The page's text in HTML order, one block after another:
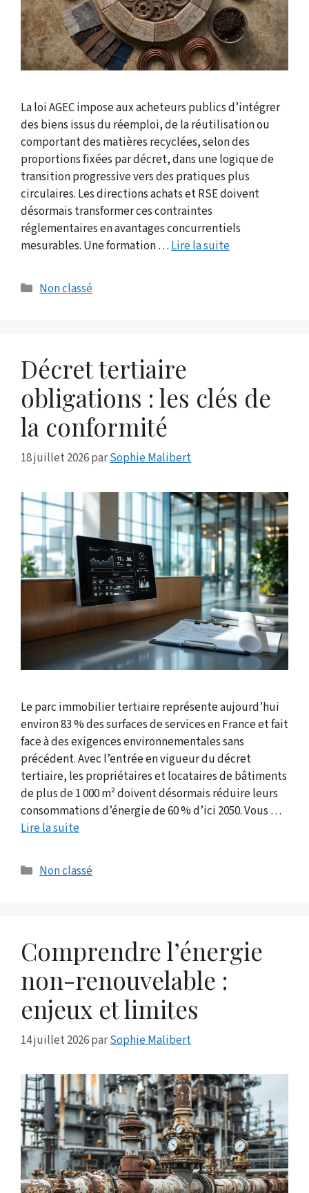
La loi AGEC impose aux acheteurs publics d’intégrer
des biens issus du réemploi, de la réutilisation ou
comportant des matières recyclées, selon des
proportions fixées par décret, dans une logique de
transition progressive vers des pratiques plus
circulaires. Les directions achats et RSE doivent
désormais transformer ces contraintes
réglementaires en avantages concurrentiels
mesurables. Une formation …Lire la suite
Catégories
Non classé
Décret tertiaire
obligations : les clés de
la conformité
18 juillet 2026parSophie Malibert
Le parc immobilier tertiaire représente aujourd’hui
environ 83 % des surfaces de services en France et fait
face à des exigences environnementales sans
précédent. Avec l’entrée en vigueur du décret
tertiaire, les propriétaires et locataires de bâtiments
de plus de 1 000 m² doivent désormais réduire leurs
consommations d’énergie de 60 % d’ici 2050. Vous …
Lire la suite
Catégories
Non classé
Comprendre l’énergie
non-renouvelable :
enjeux et limites
14 juillet 2026parSophie Malibert